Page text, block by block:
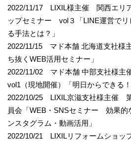
2022/11/17 LIXIL様主催 関西エリ
ップセミナー vol３「LINE運営でリ
る手法とは？」
2022/11/15 マド本舗 北海道支社様
ち抜くWEB活用セミナー」
2022/11/02 マド本舗 中部支社様
vol1（現地開催）「明日からできる
2022/10/25 LIXIL京滋支社様主催
員会「WEB・SNSセミナー 効果的
ンスタグラム・動画活用」
2022/10/21 LIXILリフォームショ